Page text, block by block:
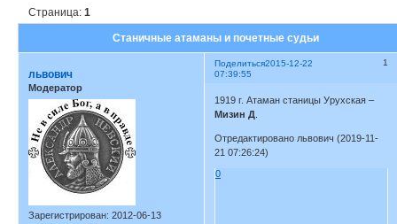
Станичные атаманы и почетные судьи
Страница:1
Поделиться 1
2015-12-22
07:39:55
львович
Модератор
Зарегистрирован: 2012-06-13
1919 г. Атаман станицы Урухская –
Мизин Д
Отредактировано львович (2019-11-
21 07:26:24)
0